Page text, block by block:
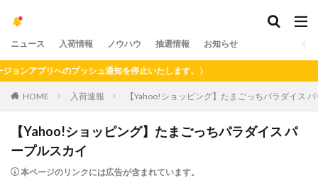
ニュース 入荷情報 ノウハウ 抽選情報 お知らせ
プリへのプッシュ通知を停止いたします。）
HOME 入荷速報 【Yahoo!ショッピング】たまごっちパラダイス
【Yahoo!ショッピング】たまごっちパラダイス パ
ープルスカイ
本ページのリンクには広告が含まれています。